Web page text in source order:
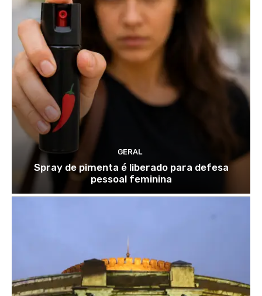
GERAL
Spray de pimenta é liberado para defesa
pessoal feminina